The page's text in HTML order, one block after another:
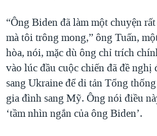
“Ông Biden đã làm một chuyện
mà tôi trông mong,” ông Tuấn,
hòa, nói, mặc dù ông chỉ trích
vào lúc đầu cuộc chiến đã đề nghị
sang Ukraine để di tản Tổng
gia đình sang Mỹ. Ông nói điều
‘tầm nhìn ngắn của ông Biden’.